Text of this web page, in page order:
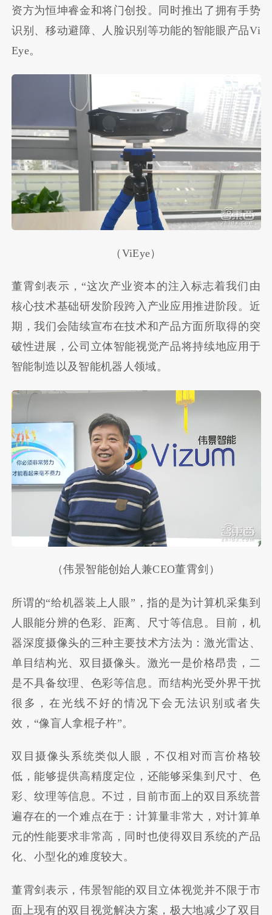
资方为恒坤睿金和将门创投。同时推出了拥有手势
识别、移动避障、人脸识别等功能的智能眼产品Vi
Eye。
（ViEye）
董霄剑表示，“这次产业资本的注入标志着我们由
核心技术基础研发阶段跨入产业应用推进阶段。近
期，我们会陆续宣布在技术和产品方面所取得的突
破性进展，公司立体智能视觉产品将持续地应用于
智能制造以及智能机器人领域。
（伟景智能创始人兼CEO董霄剑）
所谓的“给机器装上人眼”，指的是为计算机采集到
人眼能分辨的色彩、距离、尺寸等信息。目前，机
器深度摄像头的三种主要技术方法为：激光雷达、
单目结构光、双目摄像头。激光一是价格昂贵，二
是不具备纹理、色彩等信息。而结构光受外界干扰
很多，在光线不好的情况下会无法识别或者失
效，“像盲人拿棍子杵”。
双目摄像头系统类似人眼，不仅相对而言价格较
低，能够提供高精度定位，还能够采集到尺寸、色
彩、纹理等信息。不过，目前市面上的双目系统普
遍存在的一个难点在于：计算量非常大，对计算单
元的性能要求非常高，同时也使得双目系统的产品
化、小型化的难度较大。
董霄剑表示，伟景智能的双目立体视觉并不限于市
面上现有的双目视觉解决方案，极大地减少了双目